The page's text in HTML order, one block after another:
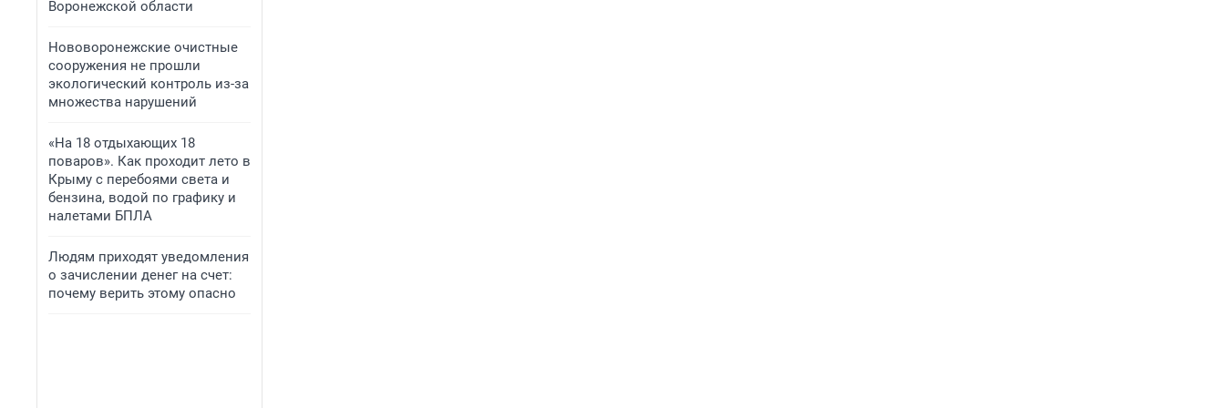
Воронежской области
Нововоронежские очистные
сооружения не прошли
экологический контроль из-за
множества нарушений
«На 18 отдыхающих 18
поваров». Как проходит лето в
Крыму с перебоями света и
бензина, водой по графику и
налетами БПЛА
Людям приходят уведомления
о зачислении денег на счет:
почему верить этому опасно